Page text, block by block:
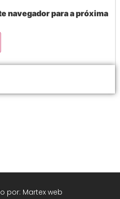
navegador para a próxima
por: Martex web